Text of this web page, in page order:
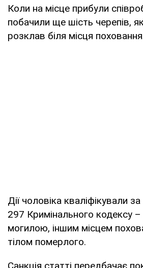
Коли на місце прибули
побачили ще шість черепів,
розклав біля місця
Дії чоловіка кваліфікували
297 Кримінального кодексу
могилою, іншим місцем
тілом померлого.